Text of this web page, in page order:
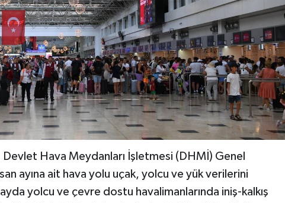
Hava Meydanları İşletmesi (DHMİ) Genel
ayına ait hava yolu uçak, yolcu ve yük verilerini
yolcu ve çevre dostu havalimanlarında iniş-kalkış